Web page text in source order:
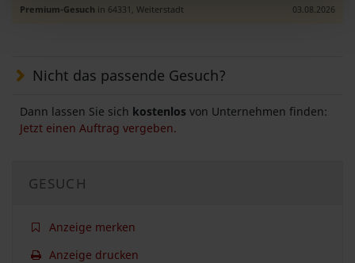
Premium-Gesuch in 64331, Weiterstadt 03.08.2026
Nicht das passende Gesuch?
Dann lassen Sie sich kostenlos von Unternehmen finden:
Jetzt einen Auftrag vergeben.
GESUCH
Anzeige merken
Anzeige drucken